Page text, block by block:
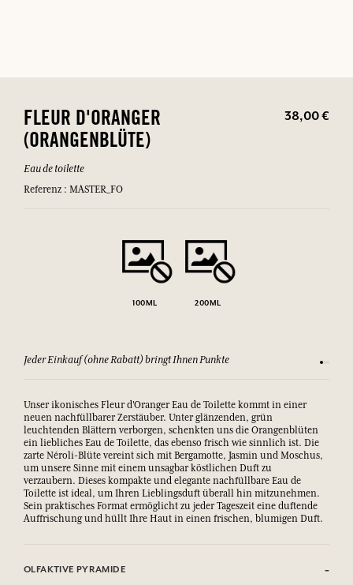
FLEUR D'ORANGER
(ORANGENBLÜTE)
38,00 €
Eau de toilette
Referenz : MASTER_FO
100ML 200ML
Jeder Einkauf (ohne Rabatt) bringt Ihnen Punkte Sehen
Unser ikonisches Fleur d'Oranger Eau de Toilette kommt in einer
neuen nachfüllbarer Zerstäuber. Unter glänzenden, grün
leuchtenden Blättern verborgen, schenkten uns die Orangenblüten
ein liebliches Eau de Toilette, das ebenso frisch wie sinnlich ist. Die
zarte Néroli-Blüte vereint sich mit Bergamotte, Jasmin und Moschus,
um unsere Sinne mit einem unsagbar köstlichen Duft zu
verzaubern. Dieses kompakte und elegante nachfüllbare Eau de
Toilette ist ideal, um Ihren Lieblingsduft überall hin mitzunehmen.
Sein praktisches Format ermöglicht zu jeder Tageszeit eine duftende
Auffrischung und hüllt Ihre Haut in einen frischen, blumigen Duft.
OLFAKTIVE PYRAMIDE